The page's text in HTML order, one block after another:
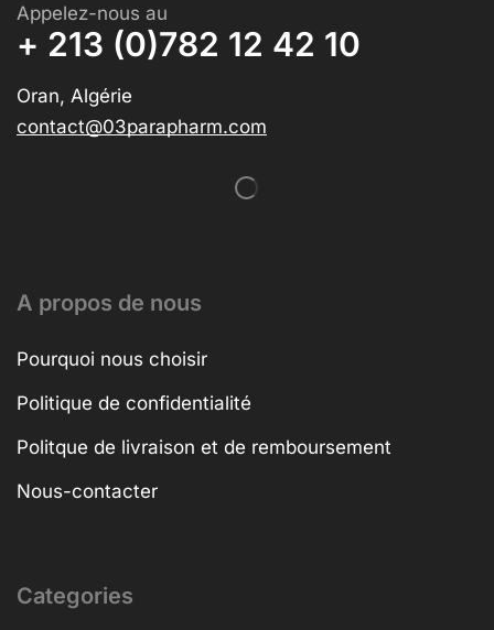
Appelez-nous au
+ 213 (0)782 12 42 10
Oran, Algérie
contact@03parapharm.com
A propos de nous
Pourquoi nous choisir
Politique de confidentialité
Politque de livraison et de remboursement
Nous-contacter
Categories